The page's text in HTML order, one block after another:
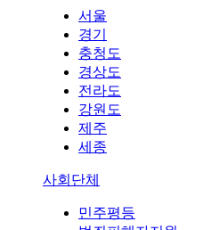
서울
경기
충청도
경상도
전라도
강원도
제주
세종
사회단체
민주평등